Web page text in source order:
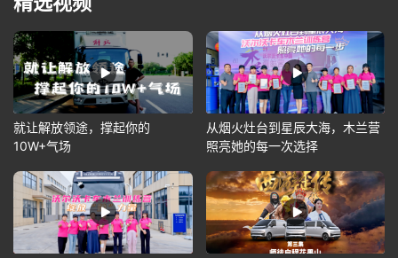
就让解放领途，撑起你的
10W+气场
从烟火灶台到星辰大海，木兰营
照亮她的每一次选择